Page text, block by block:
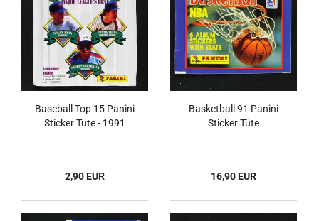
Baseball Top 15 Panini
Sticker Tüte - 1991
2,90 EUR
Basketball 91 Panini
Sticker Tüte
16,90 EUR